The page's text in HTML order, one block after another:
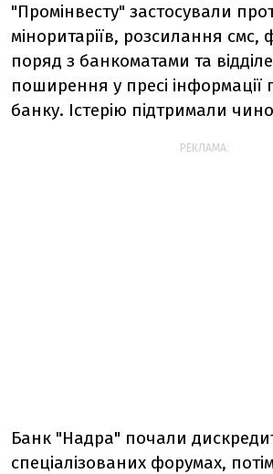
"Промінвесту" застосували
міноритаріїв, розсилання
поряд з банкоматами та
поширення у пресі
банку. Істерію підтримали
РЕКЛАМА:
Банк "Надра" почали
спеціалізованих форумах,